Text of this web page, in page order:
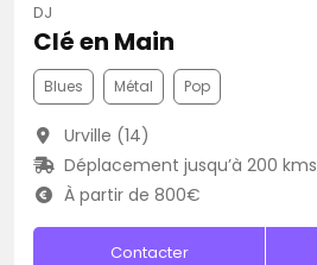
DJ
Clé en Main
Blues Métal Pop
Urville (14)
Déplacement jusqu’à 200 kms
À partir de 800€
Contacter